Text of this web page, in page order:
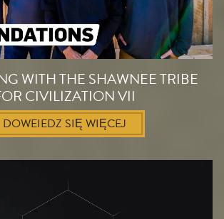
WITH THE SHAWNEE TRIBE
CIVILIZATION VII
DOWEIEDZ SIĘ WIĘCEJ